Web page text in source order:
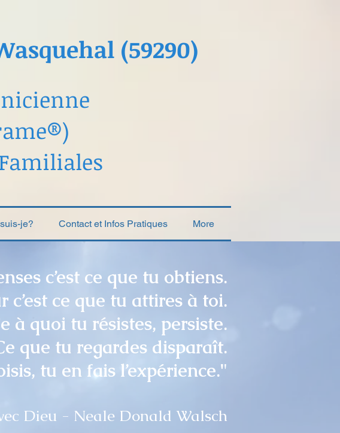
(59290)
je? Contact et Infos Pratiques More
c’est ce que tu obtiens.
c’est ce que tu attires à toi.
à quoi tu résistes, persiste.
que tu regardes disparaît.
tu en fais l’expérience."
Dieu - Neale Donald Walsch